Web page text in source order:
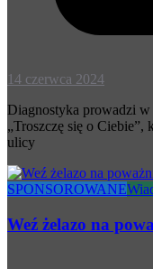
14 czerwca 2024
Diagnostyka prowadzi
„Troszczę się o
ulicy
SPONSOROWANE
Weź żelazo na